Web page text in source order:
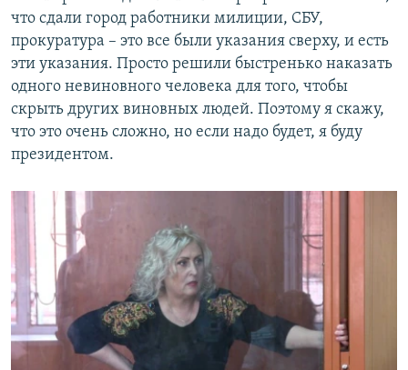
что сдали город работники милиции, СБУ,
прокуратура – это все были указания сверху, и есть
эти указания. Просто решили быстренько наказать
одного невиновного человека для того, чтобы
скрыть других виновных людей. Поэтому я скажу,
что это очень сложно, но если надо будет, я буду
президентом.